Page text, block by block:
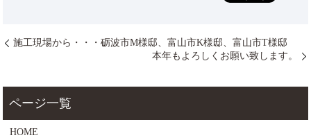
施工現場から・・・砺波市M様邸、富山市K様邸、富山市T様邸
本年もよろしくお願い致します。
HOME